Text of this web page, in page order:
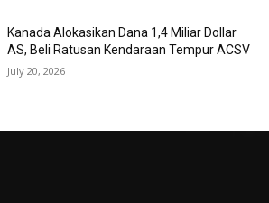
Kanada Alokasikan Dana 1,4 Miliar Dollar
AS, Beli Ratusan Kendaraan Tempur ACSV
July 20, 2026